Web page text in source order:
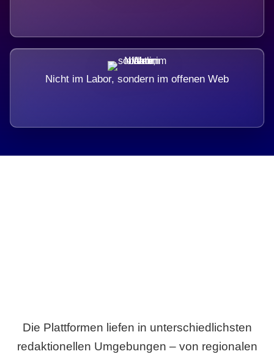
Nicht im Labor, sondern im offenen Web
Die Plattformen liefen in unterschiedlichsten
redaktionellen Umgebungen – von regionalen